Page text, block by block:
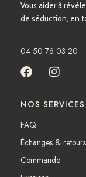
Vous aider à
de séduction, en
04 50 76 03 20
F
c
e
b
o
k
I
s
t
r
a
NOS SERVICES
FAQ
Échanges & retours
Commande